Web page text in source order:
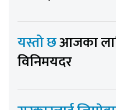
यस्तो छआजका
विनिमयदर